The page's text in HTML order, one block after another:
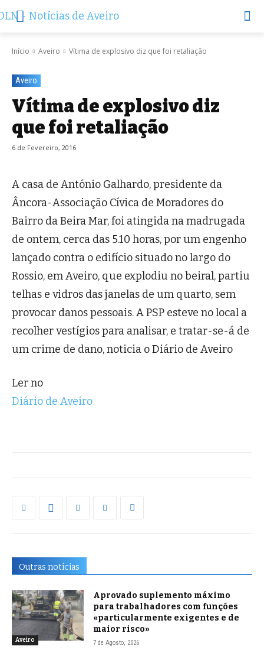
Início Aveiro Vítima de explosivo diz que foi retaliação
Aveiro
Vítima de explosivo diz
que foi retaliação
6 de Fevereiro, 2016
A casa de António Galhardo, presidente da
Âncora-Associação Cívica de Moradores do
Bairro da Beira Mar, foi atingida na madrugada
de ontem, cerca das 5.10 horas, por um engenho
lançado contra o edifício situado no largo do
Rossio, em Aveiro, que explodiu no beiral, partiu
telhas e vidros das janelas de um quarto, sem
provocar danos pessoais. A PSP esteve no local a
recolher vestígios para analisar, e tratar-se-á de
um crime de dano, noticia o Diário de Aveiro
Ler no
Diário de Aveiro
Outras notícias
Aveiro
Aprovado suplemento máximo
para trabalhadores com funções
«particularmente exigentes e de
maior risco»
7 de Agosto, 2026